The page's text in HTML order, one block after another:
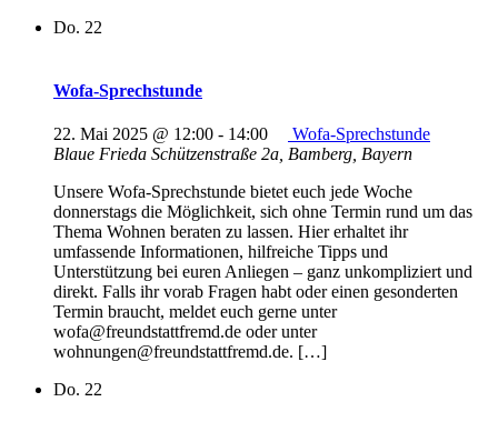
Do. 22
Wofa-Sprechstunde
22. Mai 2025 @ 12:00 - 14:00
Wofa-Sprechstunde
Blaue Frieda Schützenstraße 2a, Bamberg, Bayern
Unsere Wofa-Sprechstunde bietet euch jede Woche
donnerstags die Möglichkeit, sich ohne Termin rund um das
Thema Wohnen beraten zu lassen. Hier erhaltet ihr
umfassende Informationen, hilfreiche Tipps und
Unterstützung bei euren Anliegen – ganz unkompliziert und
direkt. Falls ihr vorab Fragen habt oder einen gesonderten
Termin braucht, meldet euch gerne unter
wofa@freundstattfremd.de oder unter
wohnungen@freundstattfremd.de. […]
Do. 22